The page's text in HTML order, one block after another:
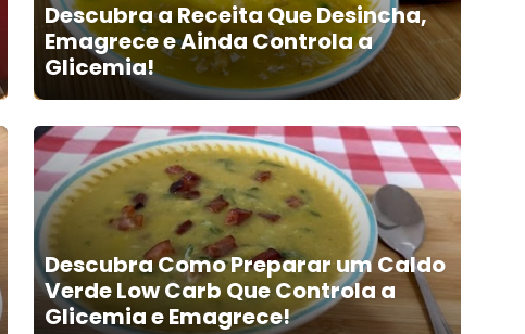
Descubra a Receita Que Desincha,
Emagrece e Ainda Controla a
Glicemia!
Descubra Como Preparar um Caldo
Verde Low Carb Que Controla a
Glicemia e Emagrece!